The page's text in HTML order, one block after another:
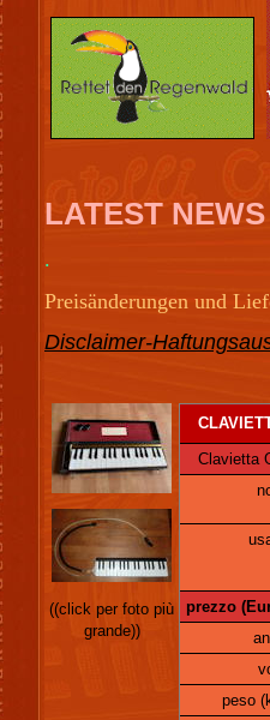
LATEST NEWS
.
Preisänderungen und
Disclaimer-
((click per foto più
grande))
Clavietta
prezzo
peso